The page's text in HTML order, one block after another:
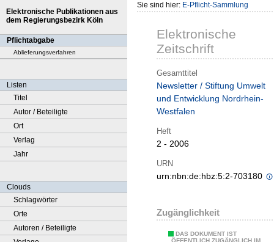
Elektronische Publikationen aus
dem Regierungsbezirk Köln
Pflichtabgabe
Ablieferungsverfahren
Listen
Titel
Autor / Beteiligte
Ort
Verlag
Jahr
Clouds
Schlagwörter
Orte
Autoren / Beteiligte
Sie sind hier: E-Pflicht-Sammlung
Elektronische
Zeitschrift
Gesamttitel
Newsletter / Stiftung Umwelt
und Entwicklung Nordrhein-
Westfalen
Heft
2 - 2006
URN
urn:nbn:de:hbz:5:2-703180
Zugänglichkeit
DAS DOKUMENT IST